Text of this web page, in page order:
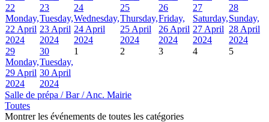
22
Monday,
22 April
2024
23
Tuesday,
23 April
2024
24
Wednesday,
24 April
2024
25
Thursday,
25 April
2024
26
Friday,
26 April
2024
27
Saturday,
27 April
2024
28
Sunday,
28 April
2024
29
Monday,
29 April
2024
30
Tuesday,
30 April
2024
1 2 3 4 5
Salle de prépa / Bar / Anc. Mairie
Toutes
Montrer les événements de toutes les catégories